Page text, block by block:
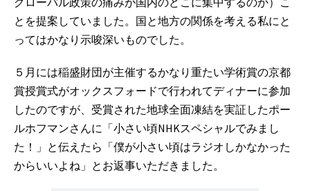
とを提案していました。国と地方の関係を考える私にと
ってはかなり示唆深いものでした。
５月には稲盛財団が主催するかなり重たい学術賞の京都
賞授賞式がオックスフォードで行われてディナーに参加
したのですが、受賞された地球全面凍結を実証したポー
ルホフマンさんに「小さい頃NHKスペシャルでみまし
た！」と伝えたら「僕が小さい頃はラジオしかなかった
からいいよね」とお返事いただきました。